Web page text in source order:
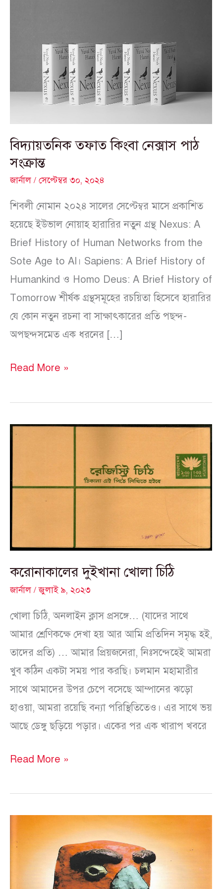
বিদ্যায়তনিক তফাত কিংবা নেক্সাস পাঠ
সংক্রান্ত
জার্নাল / সেপ্টেম্বর ৩০, ২০২৪
শিবলী নোমান ২০২৪ সালের সেপ্টেম্বর মাসে প্রকাশিত
হয়েছে ইউভাল নোয়াহ হারারির নতুন গ্রন্থ Nexus: A
Brief History of Human Networks from the
Sote Age to AI। Sapiens: A Brief History of
Humankind ও Homo Deus: A Brief History of
Tomorrow শীর্ষক গ্রন্থসমূহের রচয়িতা হিসেবে হারারির
যে কোন নতুন রচনা বা সাক্ষাৎকারের প্রতি পছন্দ-
অপছন্দসমেত এক ধরনের […]
বিদ্যায়তনিক
Read More »
করোনাকালের দুইখানা খোলা চিঠি
জার্নাল /জুলাই ৯, ২০২৩
খোলা চিঠি, অনলাইন ক্লাস প্রসঙ্গে… (যাদের সাথে
আমার শ্রেণিকক্ষে দেখা হয় আর আমি প্রতিদিন সমৃদ্ধ হই,
তাদের প্রতি) … আমার প্রিয়জনেরা, নিঃসন্দেহেই আমরা
খুব কঠিন একটা সময় পার করছি। চলমান মহামারীর
সাথে আমাদের উপর চেপে বসেছে আম্পানের ঝড়ো
হাওয়া, আমরা রয়েছি বন্যা পরিস্থিতিতেও। এর সাথে ভয়
আছে ডেঙ্গু ছড়িয়ে পড়ার। একের পর এক খারাপ খবরে
করোনাকালের
চিঠি
Read More »
প্রস্তাবনা:
আবু
জুনায়েদ